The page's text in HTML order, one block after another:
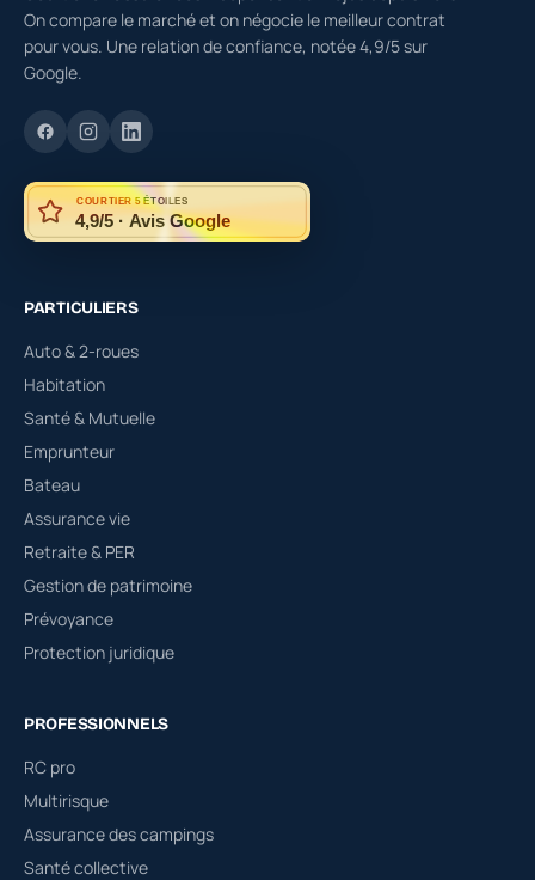
On compare le marché et on négocie le meilleur contrat
pour vous. Une relation de confiance, notée 4,9/5 sur
Google.
COURTIER 5 ÉTOILES
4,9/5 · Avis Google
PARTICULIERS
Auto & 2-roues
Habitation
Santé & Mutuelle
Emprunteur
Bateau
Assurance vie
Retraite & PER
Gestion de patrimoine
Prévoyance
Protection juridique
PROFESSIONNELS
RC pro
Multirisque
Assurance des campings
Santé collective